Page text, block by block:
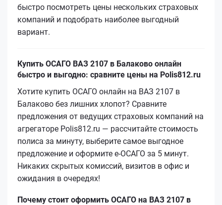
быстро посмотреть цены нескольких страховых
компаний и подобрать наиболее выгодный
вариант.
Купить ОСАГО ВАЗ 2107 в Балаково онлайн
быстро и выгодно: сравните цены на Polis812.ru
Хотите купить ОСАГО онлайн на ВАЗ 2107 в
Балаково без лишних хлопот? Сравните
предложения от ведущих страховых компаний на
агрегаторе Polis812.ru — рассчитайте стоимость
полиса за минуту, выберите самое выгодное
предложение и оформите е‑ОСАГО за 5 минут.
Никаких скрытых комиссий, визитов в офис и
ожидания в очередях!
Почему стоит оформить ОСАГО на ВАЗ 2107 в